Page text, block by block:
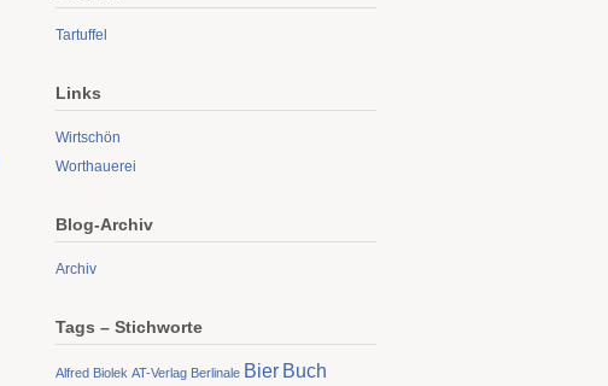
Tartuffel
Links
Wirtschön
Worthauerei
Blog-Archiv
Archiv
Tags – Stichworte
Alfred Biolek AT-Verlag Berlinale Bier Buch